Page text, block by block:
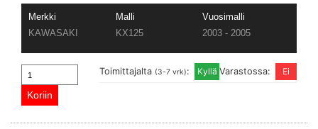
Merkki Malli
Vuosimalli
KAWASAKI
KX125 2003 - 2005
Varastossa:
Toimittajalta (3-7 vrk):